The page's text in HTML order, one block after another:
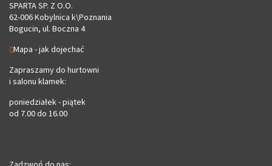
SPARTA SP. Z O.O.
62-006 Kobylnica k\Poznania
Bogucin, ul. Boczna 4
Mapa - jak dojechać
Zapraszamy do hurtowni
i salonu klamek:
poniedziałek - piątek
od 7.00 do 16.00